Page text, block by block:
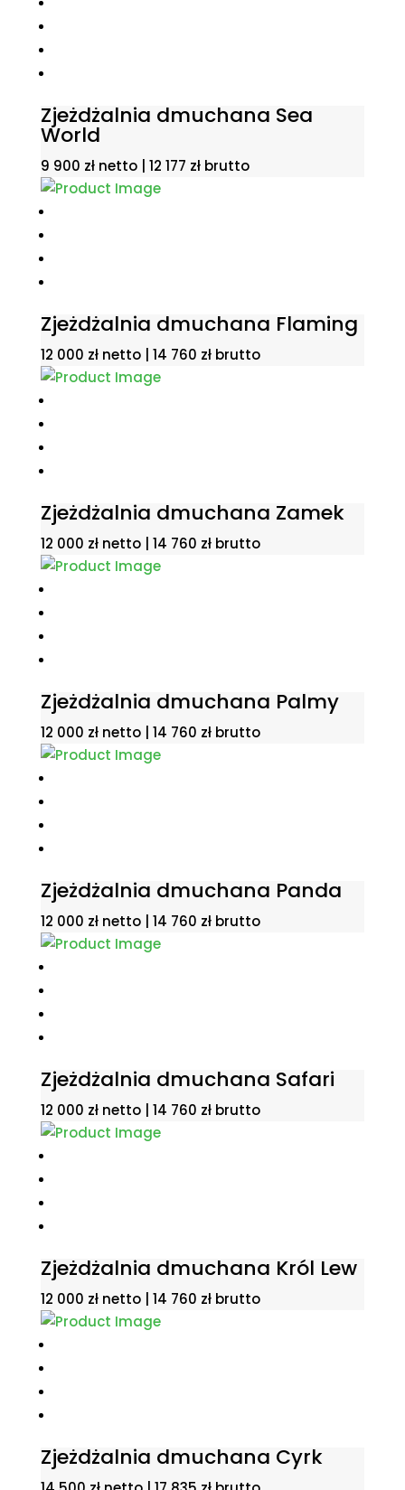
Zjeżdżalnia dmuchana Sea
World
9 900 zł netto | 12 177 złbrutto
Zjeżdżalnia dmuchana Flaming
12 000 zł netto | 14 760 złbrutto
Zjeżdżalnia dmuchana Zamek
12 000 zł netto | 14 760 złbrutto
Zjeżdżalnia dmuchana Palmy
12 000 zł netto | 14 760 złbrutto
Zjeżdżalnia dmuchana Panda
12 000 zł netto | 14 760 złbrutto
Zjeżdżalnia dmuchana Safari
12 000 zł netto | 14 760 złbrutto
Zjeżdżalnia dmuchana Król Lew
12 000 zł netto | 14 760 złbrutto
Zjeżdżalnia dmuchana Cyrk